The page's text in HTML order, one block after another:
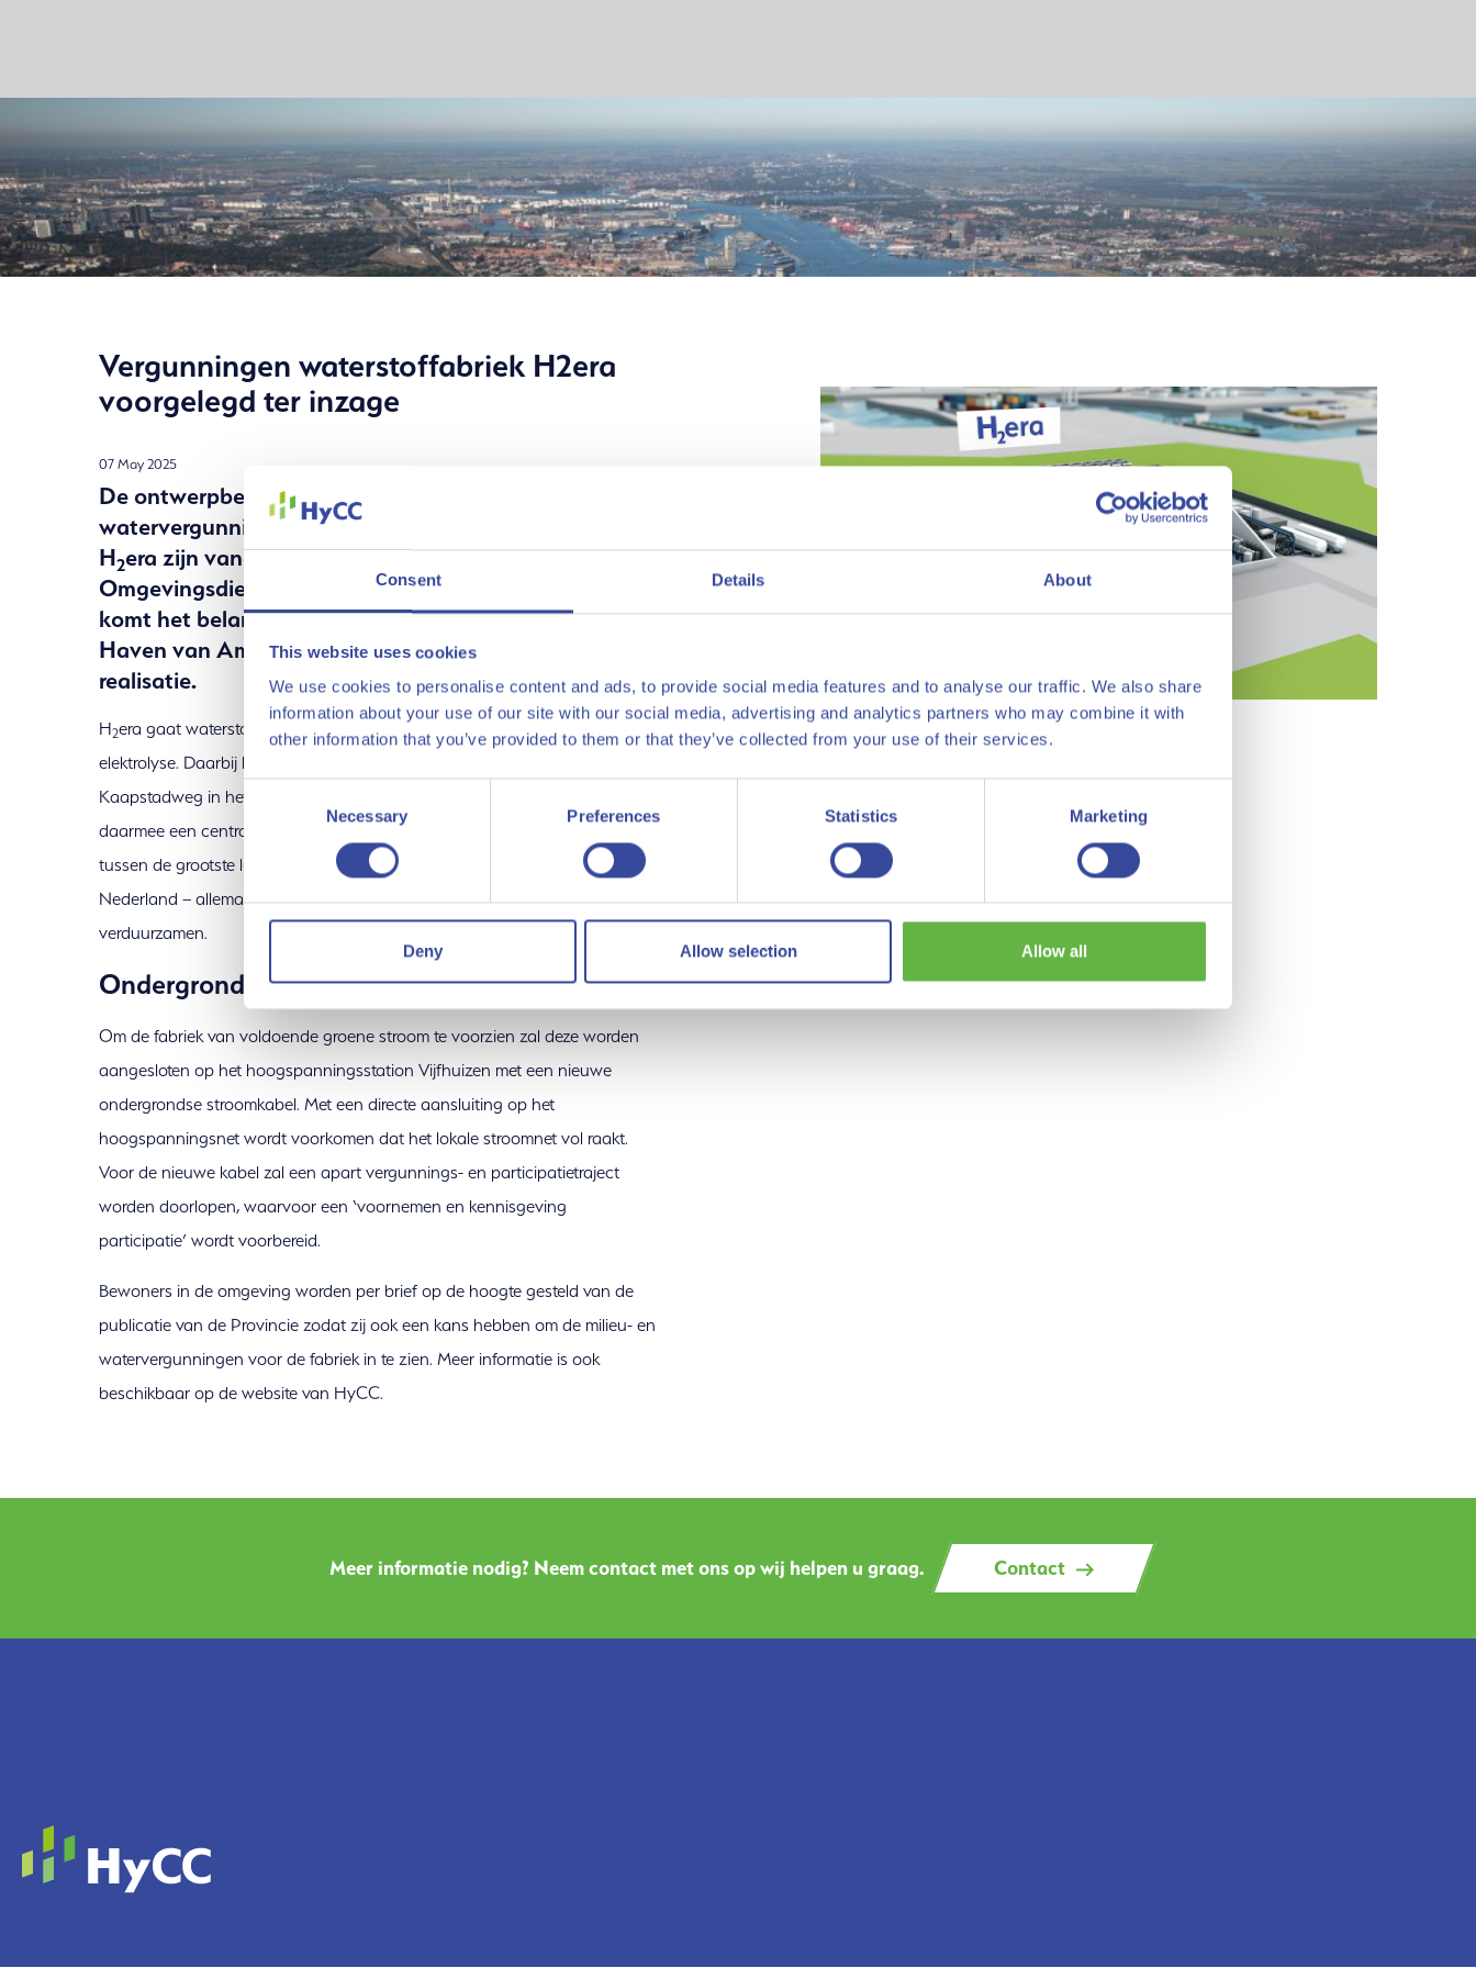
Consent Details About
This website uses cookies
We use cookies to personalise content and ads, to provide social media features and to analyse our traffic. We also share
information about your use of our site with our social media, advertising and analytics partners who may combine it with
other information that you’ve provided to them or that they’ve collected from your use of their services.
Consent
Necessary Preferences Statistics Marketing
Deny Allow selection Allow all
Project H2era,
Amsterdam
Vergunningen waterstoffabriek H2era
voorgelegd ter inzage
07 May 2025
De ontwerpbeschikking voor de milieu- en
watervergunningen voor het groene waterstofproject
H2era zijn vandaag ter inzage gelegd door de
Omgevingsdienst Noordzeekanaalgebied. Daarmee
komt het belangrijke verduurzamingsproject in de
Haven van Amsterdam weer een stap dichter bij
realisatie.
H2era gaat waterstof maken uit water en groene stroom met behulp van
elektrolyse. Daarbij komt geen CO
Kaapstadweg in het westelijk havengebied van Amsterdam. H
daarmee een centrale locatie dichtbij de industrie in het havengebied en
tussen de grootste luchthaven van het land en de enige staalfabriek in
Nederland – allemaal industrieën die waterstof nodig hebben om te
verduurzamen.
Ondergrondse stroomkabel
Om de fabriek van voldoende groene stroom te voorzien zal deze worden
aangesloten op het hoogspanningsstation Vijfhuizen met een nieuwe
ondergrondse stroomkabel. Met een directe aansluiting op het
hoogspanningsnet wordt voorkomen dat het lokale stroomnet vol raakt.
Voor de nieuwe kabel zal een apart vergunnings- en participatietraject
worden doorlopen, waarvoor een ‘voornemen en kennisgeving
participatie’ wordt voorbereid.
Bewoners in de omgeving worden per brief op de hoogte gesteld van de
publicatie van de Provincie zodat zij ook een kans hebben om de milieu- en
watervergunningen voor de fabriek in te zien. Meer informatie is ook
beschikbaar op de website van HyCC.
Afbeelding downloaden|Afbeelding vergroten
Meer informatie nodig? Neem contact met ons op wij helpen u graag. Contact